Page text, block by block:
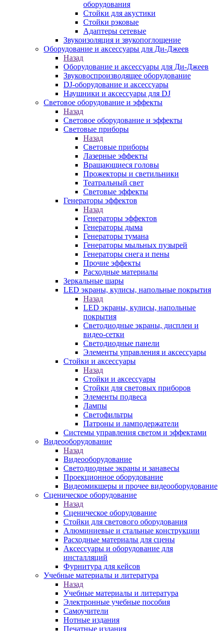
оборудования
Стойки для акустики
Стойки рэковые
Адаптеры сетевые
Звукоизоляция и звукопоглощение
Оборудование и аксессуары для Ди-Джеев
Назад
Оборудование и аксессуары для Ди-Джеев
Звуковоспроизводящее оборудование
DJ-оборудование и аксессуары
Наушники и аксессуары для DJ
Световое оборудование и эффекты
Назад
Световое оборудование и эффекты
Световые приборы
Назад
Световые приборы
Лазерные эффекты
Вращающиеся головы
Прожекторы и светильники
Театральный свет
Световые эффекты
Генераторы эффектов
Назад
Генераторы эффектов
Генераторы дыма
Генераторы тумана
Генераторы мыльных пузырей
Генераторы снега и пены
Прочие эффекты
Расходные материалы
Зеркальные шары
LED экраны, кулисы, напольные покрытия
Назад
LED экраны, кулисы, напольные
покрытия
Светодиодные экраны, дисплеи и
видео-сетки
Светодиодные панели
Элементы управления и аксессуары
Стойки и аксессуары
Назад
Стойки и аксессуары
Стойки для световых приборов
Элементы подвеса
Лампы
Светофильтры
Патроны и ламподержатели
Системы управления светом и эффектами
Видеооборудование
Назад
Видеооборудование
Светодиодные экраны и занавесы
Проекционное оборудование
Видеомикшеры и прочее видеооборудование
Сценическое оборудование
Назад
Сценическое оборудование
Стойки для светового оборудования
Алюминиевые и стальные конструкции
Расходные материалы для сцены
Аксессуары и оборудование для
инсталляций
Фурнитура для кейсов
Учебные материалы и литература
Назад
Учебные материалы и литература
Электронные учебные пособия
Самоучители
Нотные издания
Печатные издания